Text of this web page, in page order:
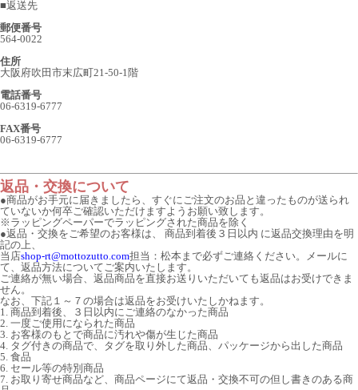
■返送先
郵便番号
564-0022
住所
大阪府吹田市末広町21-50-1階
電話番号
06-6319-6777
FAX番号
06-6319-6777
返品・交換について
●商品がお手元に届きましたら、すぐにご注文のお品と違ったものが送られ
ていないか何卒ご確認いただけますようお願い致します。
※ラッピングペーパーでラッピングされた商品を除く
●返品・交換をご希望のお客様は、 商品到着後３日以内 に返品交換理由を明
記の上、
当店shop-rt@mottozutto.com担当：松本まで必ずご連絡ください。メールに
て、返品方法についてご案内いたします。
ご連絡が無い場合、返品商品を直接お送りいただいても返品はお受けできま
せん。
なお、下記１～７の場合は返品をお受けいたしかねます。
1. 商品到着後、３日以内にご連絡のなかった商品
2. 一度ご使用になられた商品
3. お客様のもとで商品に汚れや傷が生じた商品
4. タグ付きの商品で、タグを取り外した商品、パッケージから出した商品
5. 食品
6. セール等の特別商品
7. お取り寄せ商品など、商品ページにて返品・交換不可の但し書きのある商